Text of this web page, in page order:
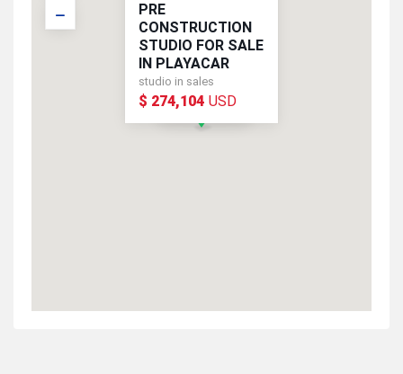
$ 274,104 USD
PRE
CONSTRUCTION
STUDIO FOR SALE
IN PLAYACAR
studio in sales
$ 274,104 USD